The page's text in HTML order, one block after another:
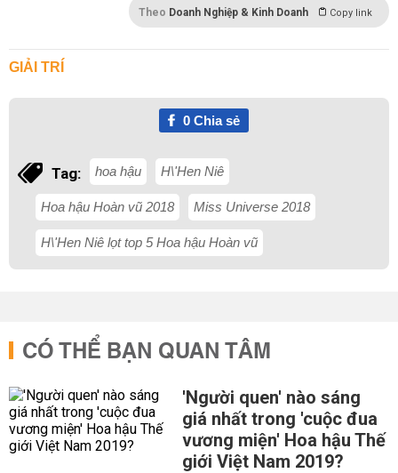
Theo Doanh Nghiệp & Kinh Doanh Copy link
GIẢI TRÍ
0Chia sẻ
Tag: hoa hậu H\'Hen Niê
Hoa hậu Hoàn vũ 2018 Miss Universe 2018
H\'Hen Niê lọt top 5 Hoa hậu Hoàn vũ
CÓ THỂ BẠN QUAN TÂM
'Người quen' nào sáng
giá nhất trong 'cuộc đua
vương miện' Hoa hậu Thế
giới Việt Nam 2019?